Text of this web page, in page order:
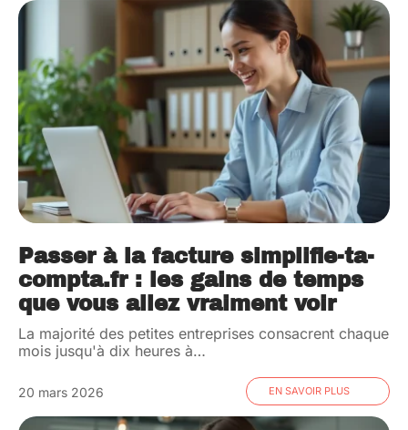
Passer à la facture simplifie-ta-
compta.fr : les gains de temps
que vous allez vraiment voir
La majorité des petites entreprises consacrent chaque
mois jusqu'à dix heures à…
20 mars 2026 EN SAVOIR PLUS